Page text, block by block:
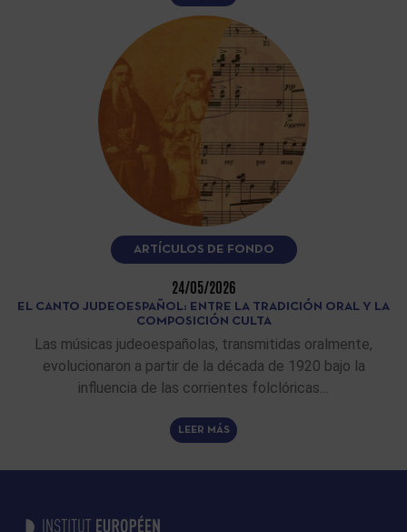
ARTÍCULOS DE FONDO
24/05/2026
EL CANTO JUDEOESPAÑOL: ENTRE LA TRADICIÓN ORAL Y LA
COMPOSICIÓN CULTA
Las músicas judeoespañolas, transmitidas oralmente,
evolucionaron a partir de la década de 1920 bajo la
influencia de las corrientes folclóricas…
LEER MÁS